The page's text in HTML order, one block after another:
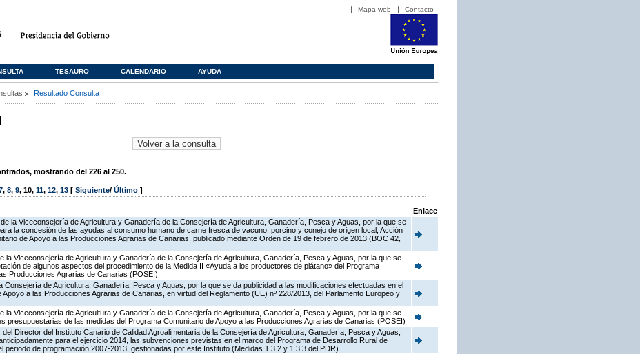
Mapa web Contacto
TESAURO CALENDARIO AYUDA
Resultado Consulta
mostrando del 226 al 250.
, 8, 9, 10, 11, 12, 13 [ Siguiente/ Último ]
Enlace
la Viceconsejería de Agricultura y Ganadería de la Consejería de Agricultura, Ganadería, Pesca y Aguas, por la que se
la concesión de las ayudas al consumo humano de carne fresca de vacuno, porcino y conejo de origen local, Acción
de Apoyo a las Producciones Agrarias de Canarias, publicado mediante Orden de 19 de febrero de 2013 (BOC 42,
la Viceconsejería de Agricultura y Ganadería de la Consejería de Agricultura, Ganadería, Pesca y Aguas, por la que se
de algunos aspectos del procedimiento de la Medida II «Ayuda a los productores de plátano» del Programa
Producciones Agrarias de Canarias (POSEI)
Consejería de Agricultura, Ganadería, Pesca y Aguas, por la que se da publicidad a las modificaciones efectuadas en el
Apoyo a las Producciones Agrarias de Canarias, en virtud del Reglamento (UE) nº 228/2013, del Parlamento Europeo y
la Viceconsejería de Agricultura y Ganadería de la Consejería de Agricultura, Ganadería, Pesca y Aguas, por la que se
presupuestarias de las medidas del Programa Comunitario de Apoyo a las Producciones Agrarias de Canarias (POSEI)
Director del Instituto Canario de Calidad Agroalimentaria de la Consejería de Agricultura, Ganadería, Pesca y Aguas,
para el ejercicio 2014, las subvenciones previstas en el marco del Programa de Desarrollo Rural de
periodo de programación 2007-2013, gestionadas por este Instituto (Medidas 1.3.2 y 1.3.3 del PDR)